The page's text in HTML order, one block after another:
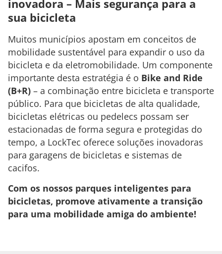
inovadora – Mais segurança para a
sua bicicleta
Muitos municípios apostam em conceitos de
mobilidade sustentável para expandir o uso da
bicicleta e da eletromobilidade. Um componente
importante desta estratégia é o Bike and Ride
(B+R) – a combinação entre bicicleta e transporte
público. Para que bicicletas de alta qualidade,
bicicletas elétricas ou pedelecs possam ser
estacionadas de forma segura e protegidas do
tempo, a LockTec oferece soluções inovadoras
para garagens de bicicletas e sistemas de
cacifos.
Com os nossos parques inteligentes para
bicicletas, promove ativamente a transição
para uma mobilidade amiga do ambiente!